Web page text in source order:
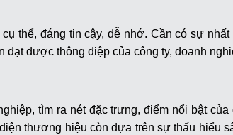
thể, đáng tin cậy, dễ nhớ. Cần có sự nhất
được thông điệp của công ty, doanh
tìm ra nét đặc trưng, điểm nổi bật
thương hiệu còn dựa trên sự thấu hiểu